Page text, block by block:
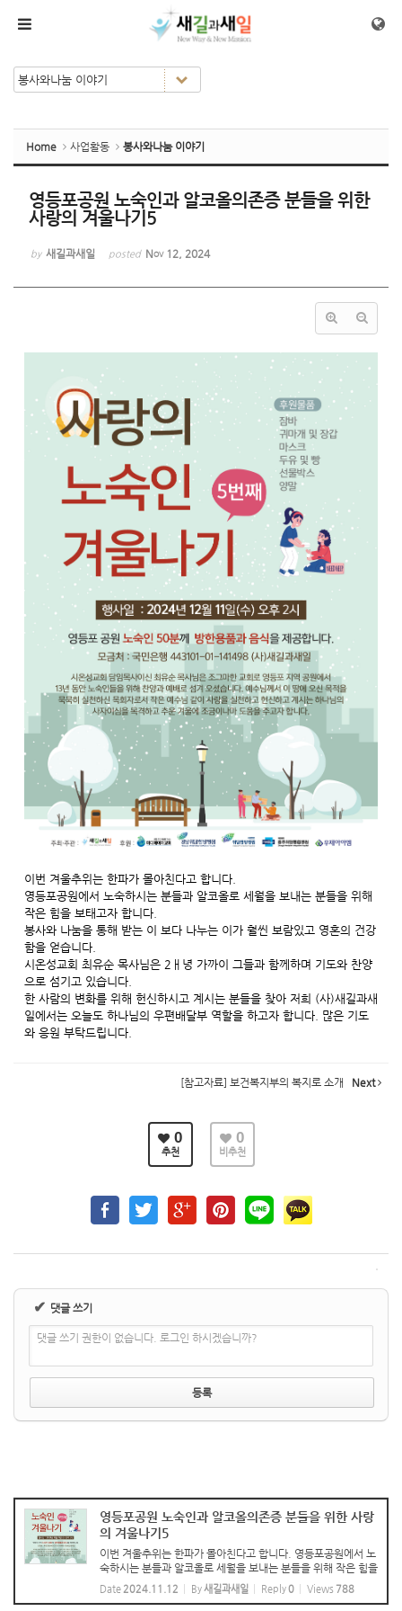
Home 사업활동 봉사와나눔 이야기
영등포공원 노숙인과 알코올의존증 분들을 위한
사랑의 겨울나기5
by 새길과새일 posted Nov 12, 2024
이번 겨울추위는 한파가 몰아친다고 합니다.
영등포공원에서 노숙하시는 분들과 알코올로 세월을 보내는 분들을 위해
작은 힘을 보태고자 합니다.
봉사와 나눔을 통해 받는 이 보다 나누는 이가 훨씬 보람있고 영혼의 건강
함을 얻습니다.
시온성교회 최유순 목사님은 2ㅐ녕 가까이 그들과 함께하며 기도와 찬양
으로 섬기고 있습니다.
한 사람의 변화를 위해 헌신하시고 계시는 분들을 찾아 저희 (사)새길과새
일에서는 오늘도 하나님의 우편배달부 역할을 하고자 합니다. 많은 기도
와 응원 부탁드립니다.
[참고자료] 보건복지부의 복지로 소개 Next
0
추천
0
비추천
✔ 댓글 쓰기
댓글 쓰기 권한이 없습니다. 로그인 하시겠습니까?
영등포공원 노숙인과 알코올의존증 분들을 위한 사랑
의 겨울나기5
이번 겨울추위는 한파가 몰아친다고 합니다. 영등포공원에서 노
숙하시는 분들과 알코올로 세월을 보내는 분들을 위해 작은 힘을
보태고자 합니다. 봉사와 나눔을 통해 받는 이 보다 나누는 이가
훨씬 보람있고 영혼의 건강함을 얻습니다. 시온성교회 최유순
Date 2024.11.12 By새길과새일 Reply0 Views 788